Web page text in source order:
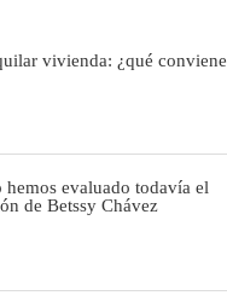
vivienda: ¿qué conviene
evaluado todavía el
de Betssy Chávez